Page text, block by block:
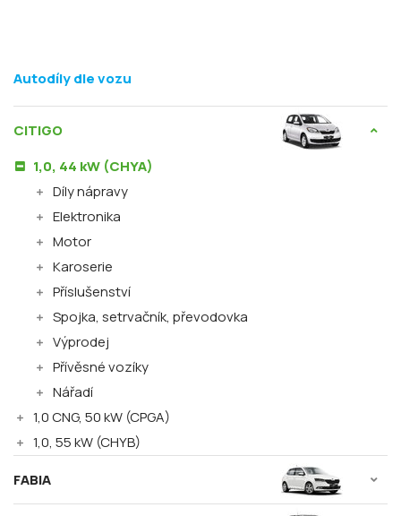
Autodíly dle vozu
CITIGO
1,0, 44 kW (CHYA)
Díly nápravy
Elektronika
Motor
Karoserie
Příslušenství
Spojka, setrvačník, převodovka
Výprodej
Přívěsné vozíky
Nářadí
1,0 CNG, 50 kW (CPGA)
1,0, 55 kW (CHYB)
FABIA